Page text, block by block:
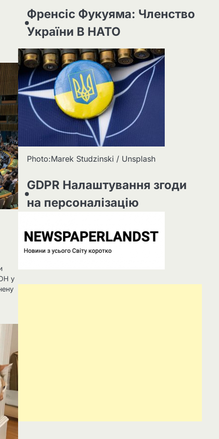
у
Френсіс Фукуяма: Членство
України В НАТО
Photo:Marek Studzinski / Unsplash
GDPR Налаштування згоди
на персоналізацію